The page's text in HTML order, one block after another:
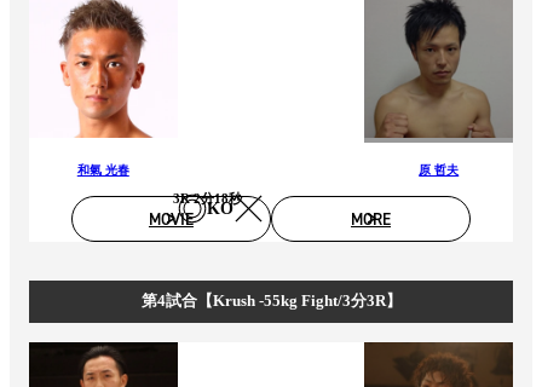
和氣 光春
KO
3R 2分18秒
原 哲夫
MOVIE MORE
第4試合【Krush -55kg Fight/3分3R】